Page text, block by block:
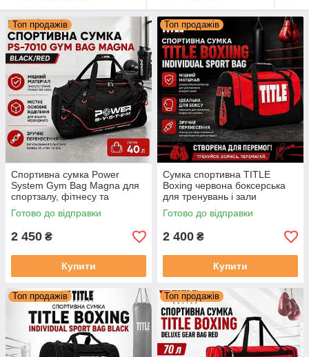
Топ продажів
Спортивна сумка Power
System Gym Bag Magna для
спортзалу, фітнесу та
тренувань, зручна та містка
Готово до відправки
2 450 ₴
Купити
Топ продажів
Сумка спортивна TITLE
Boxing червона боксерська
для тренувань і зали
дорожня містка
Готово до відправки
2 400 ₴
Купити
Топ продажів Топ продажів